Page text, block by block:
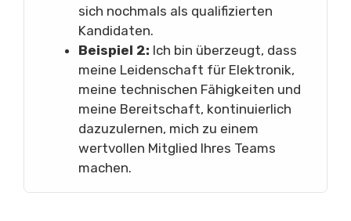
sich nochmals als qualifizierten
Kandidaten.
Beispiel 2: Ich bin überzeugt, dass
meine Leidenschaft für Elektronik,
meine technischen Fähigkeiten und
meine Bereitschaft, kontinuierlich
dazuzulernen, mich zu einem
wertvollen Mitglied Ihres Teams
machen.